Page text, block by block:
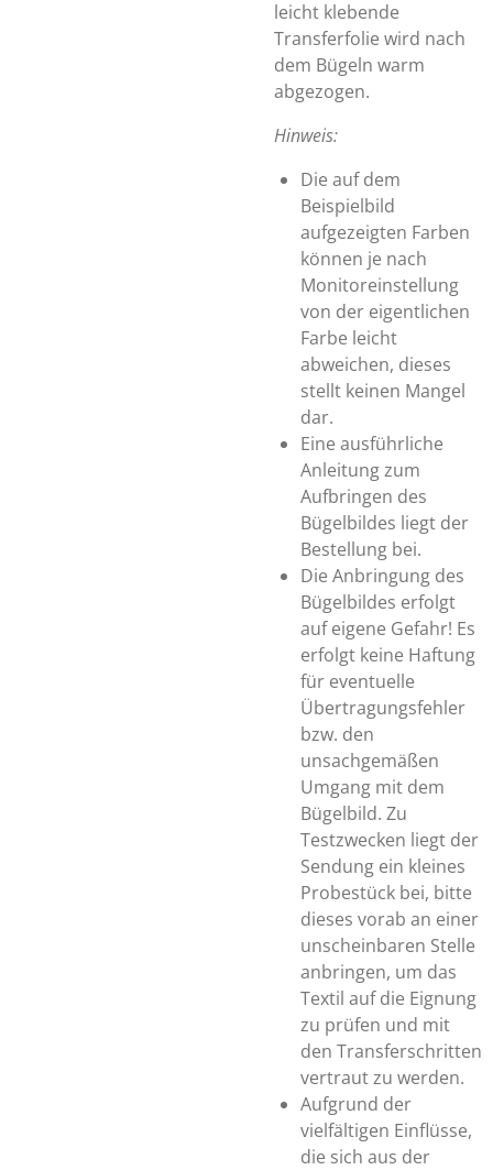
leicht klebende
Transferfolie wird nach
dem Bügeln warm
abgezogen.
Hinweis:
Die auf dem
Beispielbild
aufgezeigten Farben
können je nach
Monitoreinstellung
von der eigentlichen
Farbe leicht
abweichen, dieses
stellt keinen Mangel
dar.
Eine ausführliche
Anleitung zum
Aufbringen des
Bügelbildes liegt der
Bestellung bei.
Die Anbringung des
Bügelbildes erfolgt
auf eigene Gefahr! Es
erfolgt keine Haftung
für eventuelle
Übertragungsfehler
bzw. den
unsachgemäßen
Umgang mit dem
Bügelbild. Zu
Testzwecken liegt der
Sendung ein kleines
Probestück bei, bitte
dieses vorab an einer
unscheinbaren Stelle
anbringen, um das
Textil auf die Eignung
zu prüfen und mit
den Transferschritten
vertraut zu werden.
Aufgrund der
vielfältigen Einflüsse,
die sich aus der